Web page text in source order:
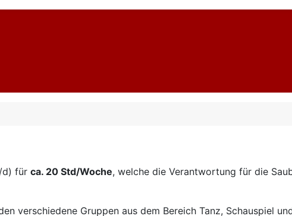
für ca. 20 Std/Woche, welche die Verantwortung für die
verschiedene Gruppen aus dem Bereich Tanz, Schauspiel